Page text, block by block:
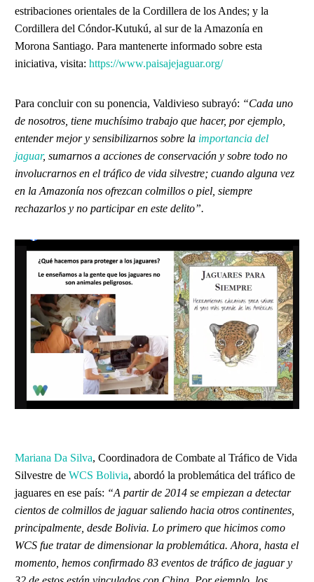
estribaciones orientales de la Cordillera de los Andes; y la
Cordillera del Cóndor-Kutukú, al sur de la Amazonía en
Morona Santiago. Para mantenerte informado sobre esta
iniciativa, visita: https://www.paisajejaguar.org/
Para concluir con su ponencia, Valdivieso subrayó: “Cada uno
de nosotros, tiene muchísimo trabajo que hacer, por ejemplo,
entender mejor y sensibilizarnos sobre la importancia del
jaguar, sumarnos a acciones de conservación y sobre todo no
involucrarnos en el tráfico de vida silvestre; cuando alguna vez
en la Amazonía nos ofrezcan colmillos o piel, siempre
rechazarlos y no participar en este delito”.
Mariana Da Silva, Coordinadora de Combate al Tráfico de Vida
Silvestre de WCS Bolivia, abordó la problemática del tráfico de
jaguares en ese país: “A partir de 2014 se empiezan a detectar
cientos de colmillos de jaguar saliendo hacia otros continentes,
principalmente, desde Bolivia. Lo primero que hicimos como
WCS fue tratar de dimensionar la problemática. Ahora, hasta el
momento, hemos confirmado 83 eventos de tráfico de jaguar y